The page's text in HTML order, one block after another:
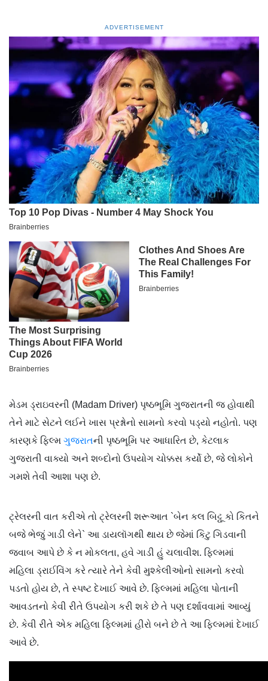
ADVERTISEMENT
મેડમ ડ્રાઇવરની (Madam Driver) પૃષ્ઠભૂમિ ગુજરાતની જ હોવાથી
તેને માટે સેટને લઈને ખાસ પ્રશ્નોનો સામનો કરવો પડ્યો નહોતો. પણ
કારણકે ફિલ્મ ગુજરાતની પૃષ્ઠભૂમિ પર આધારિત છે, કેટલાક
ગુજરાતી વાક્યો અને શબ્દોનો ઉપયોગ ચોક્કસ કર્યો છે, જે લોકોને
ગમશે તેવી આશા પણ છે.
ટ્રેલરની વાત કરીએ તો ટ્રેલરની શરૂઆત `બેન કલ બિટ્ટૂ કો કિતને
બજે ભેજું ગાડી લેને` આ ડાયલૉગથી થાય છે જેમાં કિટુ ગિડવાની
જવાબ આપે છે કે ન મોકલતા, હવે ગાડી હું ચલાવીશ. ફિલ્મમાં
મહિલા ડ્રાઈવિંગ કરે ત્યારે તેને કેવી મુશ્કેલીઓનો સામનો કરવો
પડતો હોય છે, તે સ્પષ્ટ દેખાઈ આવે છે. ફિલ્મમાં મહિલા પોતાની
આવડતનો કેવી રીતે ઉપયોગ કરી શકે છે તે પણ દર્શાવવામાં આવ્યું
છે. કેવી રીતે એક મહિલા ફિલ્મમાં હીરો બને છે તે આ ફિલ્મમાં દેખાઈ
આવે છે.